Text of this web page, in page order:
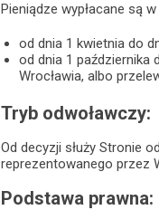
Pieniądze wypłacane są
od dnia 1 kwietnia do
od dnia 1 października
Wrocławia, albo
Tryb odwoławczy:
Od decyzji służy Stronie
reprezentowanego przez
Podstawa prawna: